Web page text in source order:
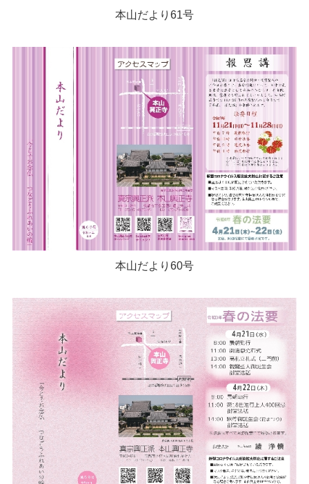
本山だより61号
本山だより60号